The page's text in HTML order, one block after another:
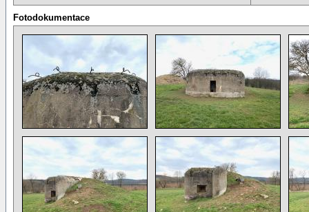
Fotodokumentace